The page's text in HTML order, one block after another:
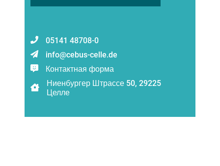
05141 48708-0
info@cebus-celle.de
Контактная форма
Ниенбургер Штрассе 50, 29225
Целле